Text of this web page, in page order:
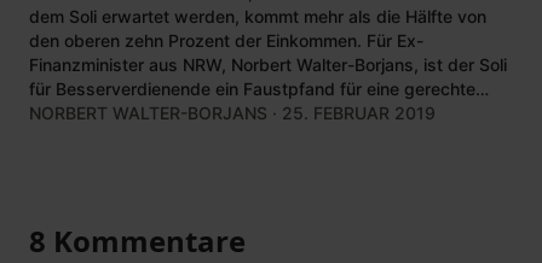
dem Soli erwartet werden, kommt mehr als die Hälfte von
den oberen zehn Prozent der Einkommen. Für Ex-
Finanzminister aus NRW, Norbert Walter-Borjans, ist der Soli
für Besserverdienende ein Faustpfand für eine gerechte
Steuerreform.
NORBERT WALTER-BORJANS · 25. FEBRUAR 2019
8 Kommentare